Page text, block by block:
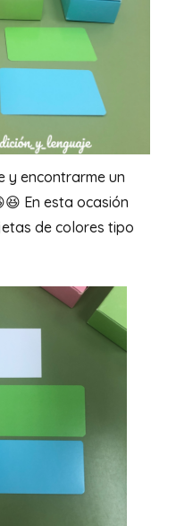
y encontrarme un
En esta ocasión
de colores tipo